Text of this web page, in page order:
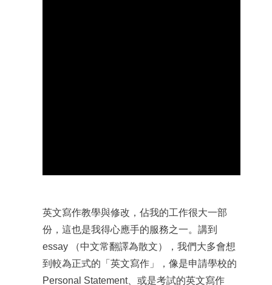
英文寫作教學與修改，佔我的工作很大一部
份，這也是我得心應手的服務之一。講到
essay （中文常翻譯為散文）
，我們大多會想
到較為正式的「英文寫作」，像是申請學校的
Personal Statement、或是考試的英文寫作